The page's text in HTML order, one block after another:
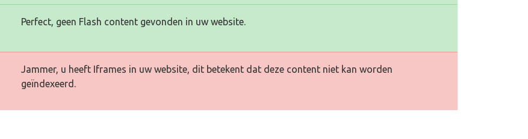
Perfect, geen Flash content gevonden in uw website.
Jammer, u heeft Iframes in uw website, dit betekent dat deze content niet kan worden
geïndexeerd.